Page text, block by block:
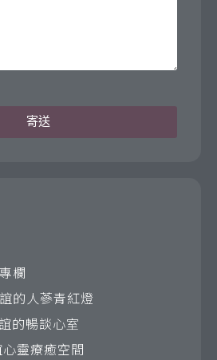
寄送
欄
的人蔘青紅燈
的暢談心室
靈療癒空間